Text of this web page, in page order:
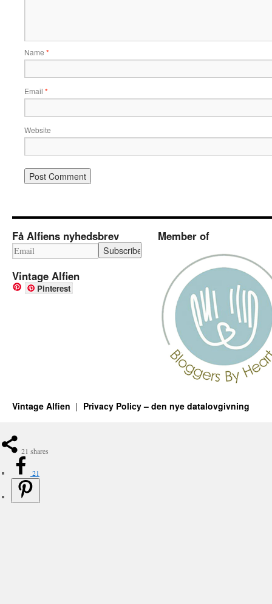
Name *
Email *
Website
Få Alfiens nyhedsbrev
Vintage Alfien
Pinterest
Member of
Vintage Alfien Privacy Policy – den nye datalovgivning
21 shares
21